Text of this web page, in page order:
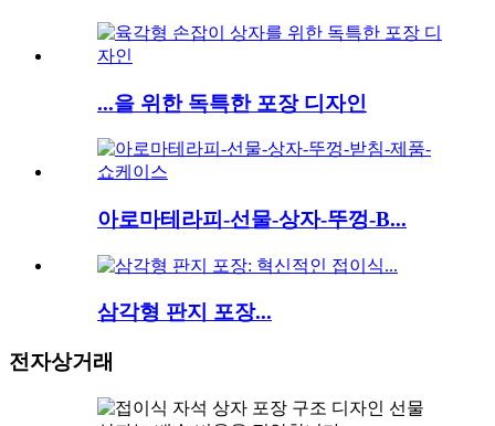
...을 위한 독특한 포장 디자인
아로마테라피-선물-상자-뚜껑-B...
삼각형 판지 포장...
전자상거래